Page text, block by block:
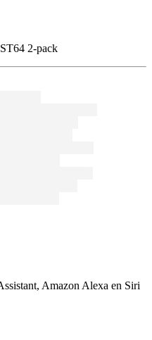
2-pack
Amazon Alexa en Siri